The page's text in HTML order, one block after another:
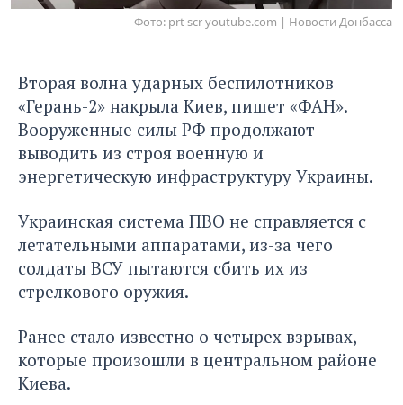
Фото: prt scr youtube.com | Новости Донбасса
Вторая волна ударных беспилотников
«Герань-2» накрыла Киев, пишет «ФАН».
Вооруженные силы РФ продолжают
выводить из строя военную и
энергетическую инфраструктуру Украины.
Украинская система ПВО не справляется с
летательными аппаратами, из-за чего
солдаты ВСУ пытаются сбить их из
стрелкового оружия.
Ранее стало известно о четырех взрывах,
которые произошли в центральном районе
Киева.